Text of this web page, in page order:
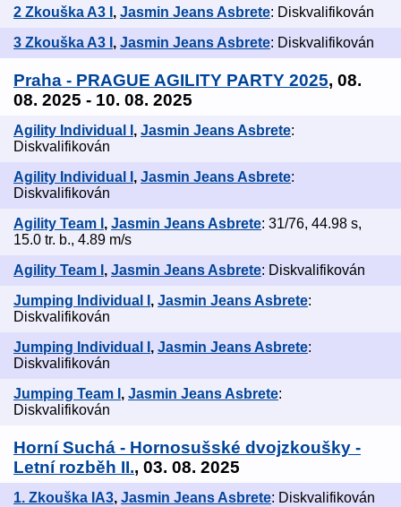
2 Zkouška A3 I , Jasmin Jeans Asbrete: Diskvalifikován
3 Zkouška A3 I , Jasmin Jeans Asbrete: Diskvalifikován
Praha - PRAGUE AGILITY PARTY 2025, 08.
08. 2025 - 10. 08. 2025
Agility Individual I , Jasmin Jeans Asbrete:
Diskvalifikován
Agility Individual I , Jasmin Jeans Asbrete:
Diskvalifikován
Agility Team I , Jasmin Jeans Asbrete: 31/76, 44.98 s,
15.0 tr. b., 4.89 m/s
Agility Team I , Jasmin Jeans Asbrete: Diskvalifikován
Jumping Individual I , Jasmin Jeans Asbrete:
Diskvalifikován
Jumping Individual I , Jasmin Jeans Asbrete:
Diskvalifikován
Jumping Team I , Jasmin Jeans Asbrete:
Diskvalifikován
Horní Suchá - Hornosušské dvojzkoušky -
Letní rozběh II., 03. 08. 2025
1. Zkouška IA3, Jasmin Jeans Asbrete: Diskvalifikován